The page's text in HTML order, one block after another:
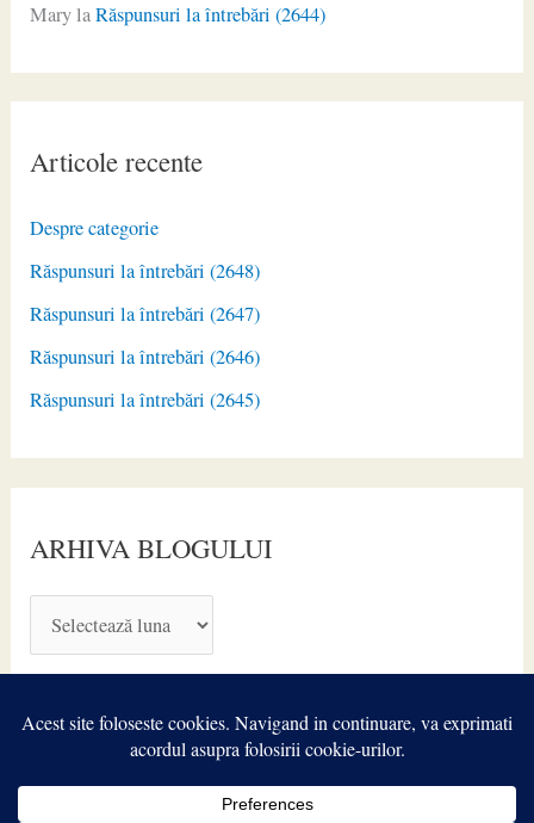
MarylaRăspunsuri la întrebări (2644)
Articole recente
Despre categorie
Răspunsuri la întrebări (2648)
Răspunsuri la întrebări (2647)
Răspunsuri la întrebări (2646)
Răspunsuri la întrebări (2645)
ARHIVA BLOGULUI
R
I